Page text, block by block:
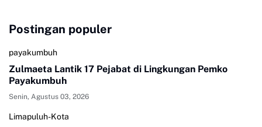
Postingan populer
payakumbuh
Zulmaeta Lantik 17 Pejabat di Lingkungan Pemko
Payakumbuh
Senin, Agustus 03, 2026
Limapuluh-Kota